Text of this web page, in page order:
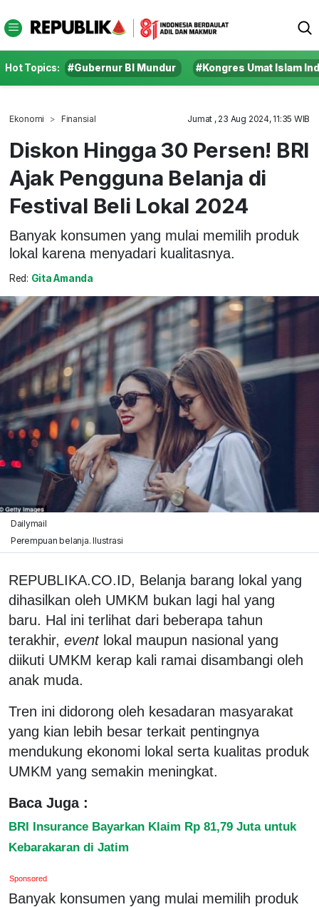
Hot Topics: #Gubernur BI Mundur #Kongres Umat Islam
Ekonomi Finansial Jumat , 23 Aug 2024, 11:35 WIB
Diskon Hingga 30 Persen! BRI
Ajak Pengguna Belanja di
Festival Beli Lokal 2024
Banyak konsumen yang mulai memilih produk
lokal karena menyadari kualitasnya.
Red: Gita Amanda
Dailymail
Perempuan belanja. Ilustrasi
REPUBLIKA.CO.ID, Belanja barang lokal yang
dihasilkan oleh UMKM bukan lagi hal yang
baru. Hal ini terlihat dari beberapa tahun
terakhir, eventlokal maupun nasional yang
diikuti UMKM kerap kali ramai disambangi oleh
anak muda.
Tren ini didorong oleh kesadaran masyarakat
yang kian lebih besar terkait pentingnya
mendukung ekonomi lokal serta kualitas produk
UMKM yang semakin meningkat.
Baca Juga :
BRI Insurance Bayarkan Klaim Rp 81,79 Juta untuk
Kebarakaran di Jatim
Sponsored
Banyak konsumen yang mulai memilih produk